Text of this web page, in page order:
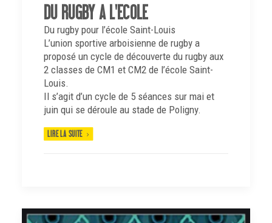
DU RUGBY A L'ECOLE
Du rugby pour l’école Saint-Louis
L’union sportive arboisienne de rugby a
proposé un cycle de découverte du rugby aux
2 classes de CM1 et CM2 de l’école Saint-
Louis.
Il s’agit d’un cycle de 5 séances sur mai et
juin qui se déroule au stade de Poligny.
LIRE LA SUITE